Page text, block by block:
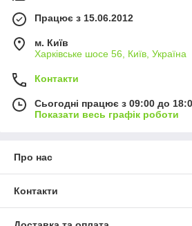
Працює з 15.06.2012
м. Київ
Харківське шосе 56, Київ, Україна
Контакти
Сьогодні працює з 09:00 до
Показати весь графік роботи
Про нас
Контакти